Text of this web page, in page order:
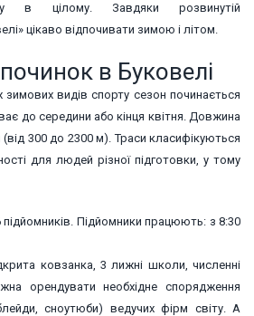
в цілому. Завдяки розвинутій
цікаво відпочивати зимою і літом.
в Буковелі
видів спорту сезон починається
до середини або кінця квітня. Довжина
300 до 2300 м). Траси класифікуються
для людей різної підготовки, у тому
Підйомники працюють: з 8:30
ковзанка, 3 лижні школи, численні
орендувати необхідне спорядження
сноутюби) ведучих фірм світу. А